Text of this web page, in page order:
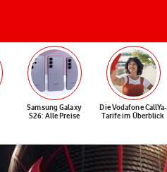
Samsung Galaxy
S26: Alle Preise
Die Vodafone CallYa-
Tarife im Überblick